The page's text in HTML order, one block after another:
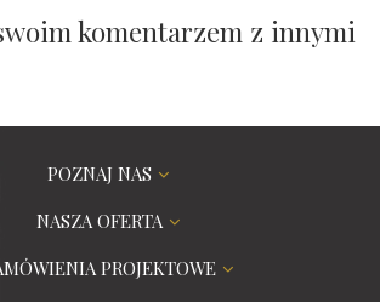
komentarzem z innymi
POZNAJ NAS
NASZA OFERTA
PROJEKTOWE